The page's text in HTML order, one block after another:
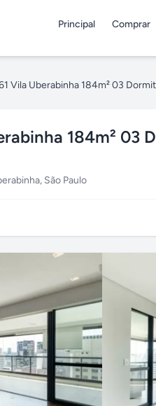
Principal Comprar
Vila Uberabinha 184m² 03
184m² 03
São Paulo